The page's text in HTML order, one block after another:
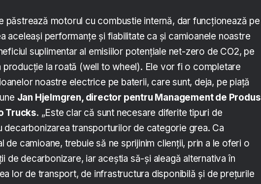
păstrează motorul cu combustie internă, dar funcționează pe
aceleași performanțe și fiabilitate ca și camioanele noastre
suplimentar al emisiilor potențiale net-zero de CO2, pe
producție la roată (well to wheel). Ele vor fi o completare
noastre electrice pe baterii, care sunt, deja, pe piață
Jan Hjelmgren, director pentru Management de Produs
Trucks. „Este clar că sunt necesare diferite tipuri de
decarbonizarea transporturilor de categorie grea. Ca
de camioane, trebuie să ne sprijinim clienții, prin a le oferi o
de decarbonizare, iar aceștia să-și aleagă alternativa în
lor de transport, de infrastructura disponibilă și de prețurile